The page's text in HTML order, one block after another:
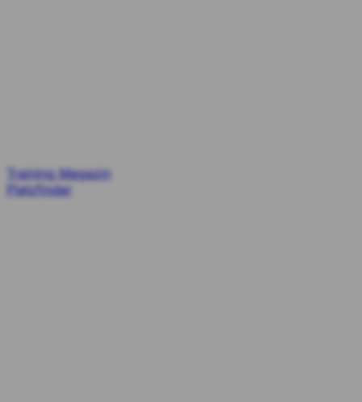
Training Magazin
Platzfinder